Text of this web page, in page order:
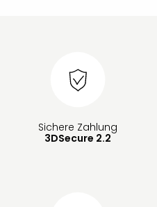
Sichere Zahlung
3DSecure 2.2